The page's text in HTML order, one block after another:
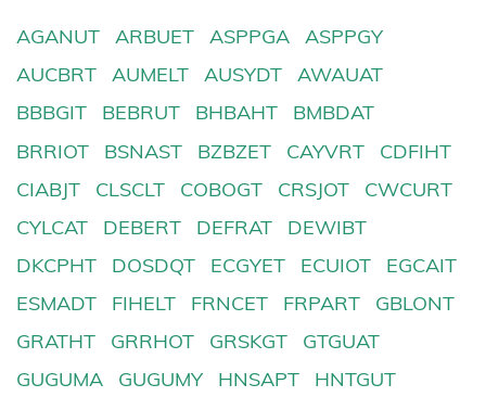
AGANUT ARBUET ASPPGA
ASPPGY
AUCBRT
AUMELT AUSYDT
AWAUAT
BBBGIT
BEBRUT BHBAHT
BMBDAT
BRRIOT
BSNAST BZBZET CAYVRT
CDFIHT
CIABJT
CLSCLT COBOGT CRSJOT
CWCURT
CYLCAT
DEBERT DEFRAT
DEWIBT
DKCPHT
DOSDQT ECGYET ECUIOT
EGCAIT
ESMADT
FIHELT FRNCET FRPART
GBLONT
GRATHT
GRRHOT GRSKGT
GTGUAT
GUGUMA
GUGUMY HNSAPT HNTGUT